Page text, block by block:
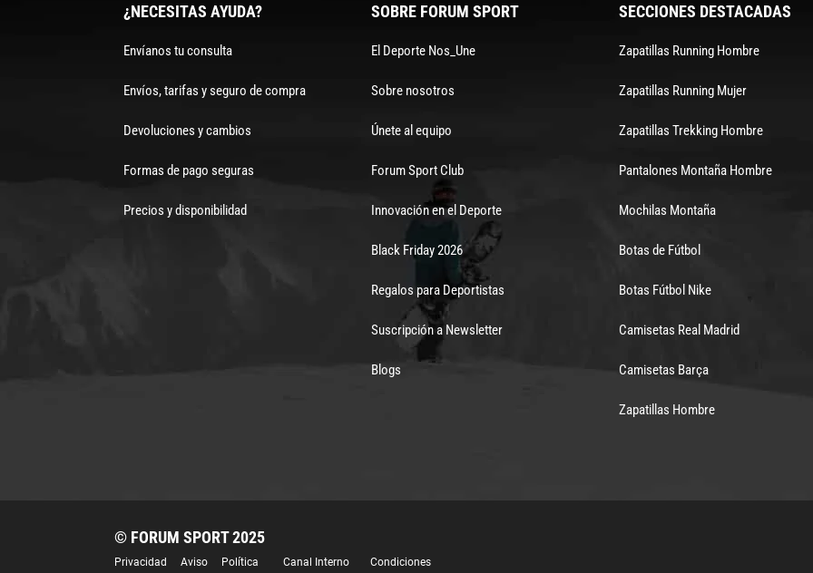
¿NECESITAS AYUDA?
Envíanos tu consulta
Envíos, tarifas y seguro de compra
Devoluciones y cambios
Formas de pago seguras
Precios y disponibilidad
SOBRE FORUM SPORT
El Deporte Nos_Une
Sobre nosotros
Únete al equipo
Forum Sport Club
Innovación en el Deporte
Black Friday 2026
Regalos para Deportistas
Suscripción a Newsletter
Blogs
SECCIONES DESTACADAS
Zapatillas Running Hombre
Zapatillas Running Mujer
Zapatillas Trekking Hombre
Pantalones Montaña Hombre
Mochilas Montaña
Botas de Fútbol
Botas Fútbol Nike
Camisetas Real Madrid
Camisetas Barça
Zapatillas Hombre
© FORUM SPORT 2025
Privacidad
Aviso
Política
Canal Interno
Condiciones